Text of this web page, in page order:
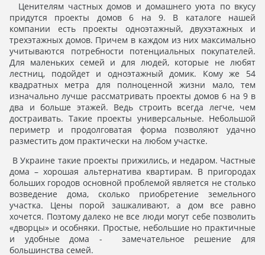
Ценителям частных домов и домашнего уюта по вкусу
придутся проекты домов 6 на 9. В каталоге нашей
компании есть проекты одноэтажный, двухэтажных и
трехэтажных домов. Причем в каждом из них максимально
учитываются потребности потенциальных покупателей.
Для маленьких семей и для людей, которые не любят
лестниц, подойдет и одноэтажный домик. Кому же 54
квадратных метра для полноценной жизни мало, тем
изначально лучше рассматривать проекты домов 6 на 9 в
два и больше этажей. Ведь строить всегда легче, чем
достраивать. Такие проекты универсальные. Небольшой
периметр и продолговатая форма позволяют удачно
разместить дом практически на любом участке.
В Украине такие проекты прижились, и недаром. Частные
дома – хорошая альтернатива квартирам. В пригородах
больших городов основной проблемой является не столько
возведение дома, сколько приобретение земельного
участка. Цены порой зашкаливают, а дом все равно
хочется. Поэтому далеко не все люди могут себе позволить
«дворцы» и особняки. Простые, небольшие но практичные
и удобные дома - замечательное решение для
большинства семей.